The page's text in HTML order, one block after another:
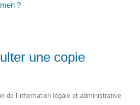
?
une copie
de l'information légale et administrative